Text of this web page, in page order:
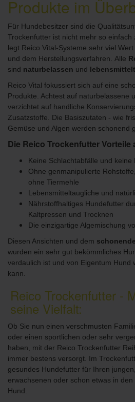
Produkte im
Für Hundebesitzer sind die
Trockenfutter ist nicht mehr so ​​einfach
legt Reico Vital-Systeme sehr viel
und dem Herstellungsverfahren. Alle
sind naturbelassen und
Reico Vital fokussiert sich auf eine
Produkte. Achtest auf naturbelassene
verzichtet auf handliche
Zusatzstoffe. Die Basiszutaten - wie
Gemüse und Algen werden schonend
Die Reico Trockenfutter Vorteile
Keine Schlachtabfälle und keine
Ohne genmanipulierte
ohne Tiermehle
Lebensmitteltaugliche und
Nährstoffhaltiges Hundefutter
Kaltpressen und Trocknen
Die einzigartige Algemischung
Diesen Ansichten und dem
wurden ein sehr gut bekömmliches
verdaulich ist und von Eigentum Hund
kann.
Reico Trockenfutter -
seine Vielfalt:
Ob Sie nun einen verschmusten
oder einen sportlichen oder sehr
haben, mit der Reico Trockenfutter
immer bestens versorgt. Im
gesundes Hundefutter für Ihren
erwachsenen oder schon etwas in
Hund.